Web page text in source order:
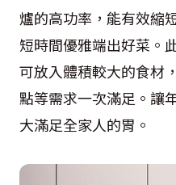
爐的高功率，能有效縮
短時間優雅端出好菜。
可放入體積較大的食材
點等需求一次滿足。讓
大滿足全家人的胃。